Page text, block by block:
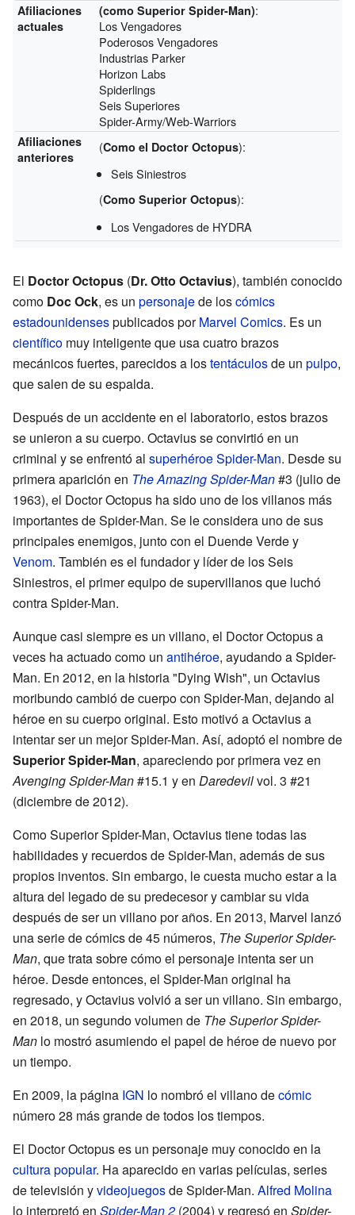
Afiliaciones
actuales
(como Superior Spider-Man):
Los Vengadores
Poderosos Vengadores
Industrias Parker
Horizon Labs
Spiderlings
Seis Superiores
Spider-Army/Web-Warriors
Afiliaciones
anteriores
(Como el Doctor Octopus):
Seis Siniestros
(Como Superior Octopus):
Los Vengadores de HYDRA
El Doctor Octopus (Dr. Otto Octavius), también conocido
como Doc Ock, es un personajede loscómics
estadounidensespublicados porMarvel Comics. Es un
científico muy inteligente que usa cuatro brazos
mecánicos fuertes, parecidos a lostentáculosde un pulpo,
que salen de su espalda.
Después de un accidente en el laboratorio, estos brazos
se unieron a su cuerpo. Octavius se convirtió en un
criminal y se enfrentó al superhéroeSpider-Man. Desde su
primera aparición en The Amazing Spider-Man#3 (julio de
1963), el Doctor Octopus ha sido uno de los villanos más
importantes de Spider-Man. Se le considera uno de sus
principales enemigos, junto con el Duende Verde y
Venom. También es el fundador y líder de los Seis
Siniestros, el primer equipo de supervillanos que luchó
contra Spider-Man.
Aunque casi siempre es un villano, el Doctor Octopus a
veces ha actuado como un antihéroe, ayudando a Spider-
Man. En 2012, en la historia "Dying Wish", un Octavius
moribundo cambió de cuerpo con Spider-Man, dejando al
héroe en su cuerpo original. Esto motivó a Octavius a
intentar ser un mejor Spider-Man. Así, adoptó el nombre de
Superior Spider-Man, apareciendo por primera vez en
Avenging Spider-Man#15.1 y en Daredevilvol. 3 #21
(diciembre de 2012).
Como Superior Spider-Man, Octavius tiene todas las
habilidades y recuerdos de Spider-Man, además de sus
propios inventos. Sin embargo, le cuesta mucho estar a la
altura del legado de su predecesor y cambiar su vida
después de ser un villano por años. En 2013, Marvel lanzó
una serie de cómics de 45 números, The Superior Spider-
Man, que trata sobre cómo el personaje intenta ser un
héroe. Desde entonces, el Spider-Man original ha
regresado, y Octavius volvió a ser un villano. Sin embargo,
en 2018, un segundo volumen de The Superior Spider-
Man lo mostró asumiendo el papel de héroe de nuevo por
un tiempo.
En 2009, la página IGN lo nombró el villano decómic
número 28 más grande de todos los tiempos.
El Doctor Octopus es un personaje muy conocido en la
cultura popular. Ha aparecido en varias películas, series
de televisión yvideojuegosde Spider-Man. Alfred Molina
lo interpretó en Spider-Man 2 (2004) y regresó en Spider-